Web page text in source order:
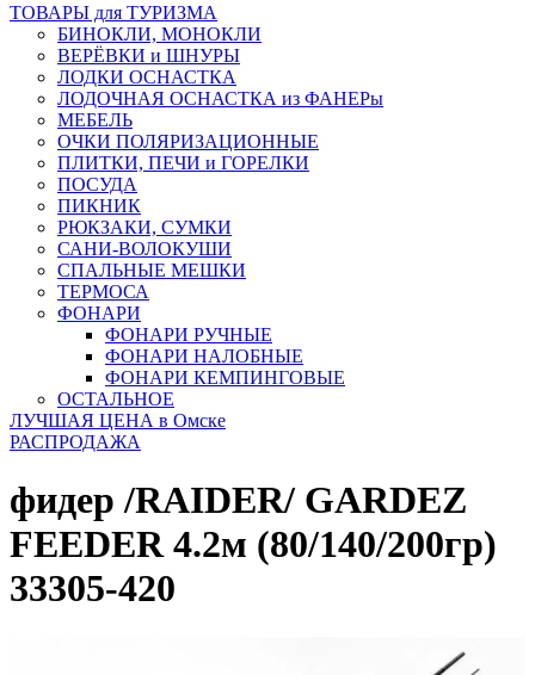
ТОВАРЫ для ТУРИЗМА
БИНОКЛИ, МОНОКЛИ
ВЕРЁВКИ и ШНУРЫ
ЛОДКИ ОСНАСТКА
ЛОДОЧНАЯ ОСНАСТКА из ФАНЕРы
МЕБЕЛЬ
ОЧКИ ПОЛЯРИЗАЦИОННЫЕ
ПЛИТКИ, ПЕЧИ и ГОРЕЛКИ
ПОСУДА
ПИКНИК
РЮКЗАКИ, СУМКИ
САНИ-ВОЛОКУШИ
СПАЛЬНЫЕ МЕШКИ
ТЕРМОСА
ФОНАРИ
ФОНАРИ РУЧНЫЕ
ФОНАРИ НАЛОБНЫЕ
ФОНАРИ КЕМПИНГОВЫЕ
ОСТАЛЬНОЕ
ЛУЧШАЯ ЦЕНА в Омске
РАСПРОДАЖА
фидер /RAIDER/ GARDEZ
FEEDER 4.2м (80/140/200гр)
33305-420